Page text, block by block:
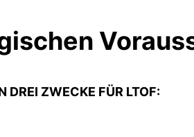
DREI ZWECKE FÜR LTOF: